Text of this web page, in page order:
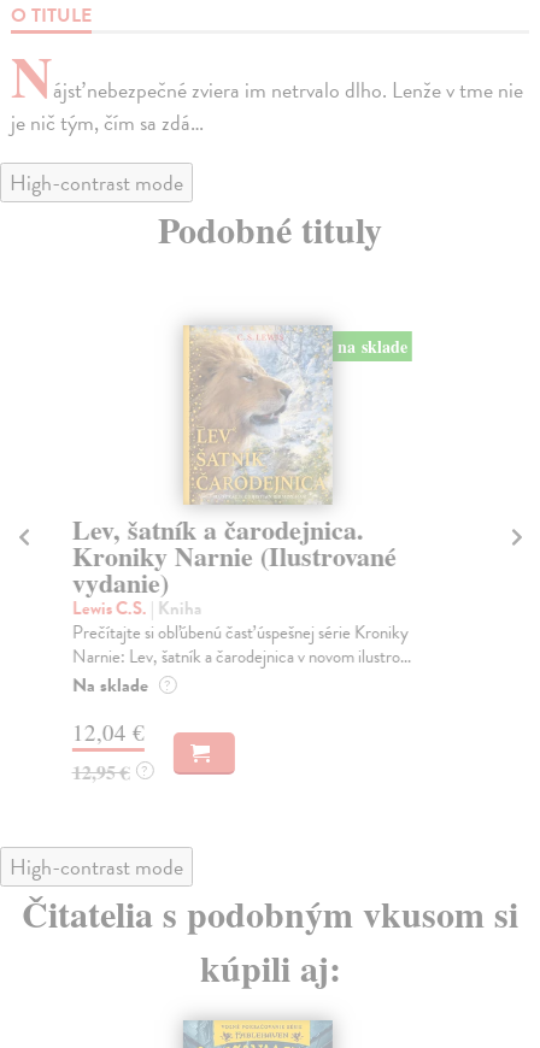
O TITULE
Nájsť nebezpečné zviera im netrvalo dlho. Lenže v tme nie
je nič tým, čím sa zdá…
High-contrast mode
Podobné tituly
na sklade
Lev, šatník a čarodejnica.
Kroniky Narnie (Ilustrované
vydanie)
Lewis C.S. | Kniha
Prečítajte si obľúbenú časť úspešnej série Kroniky
Narnie: Lev, šatník a čarodejnica v novom ilustro...
Na sklade ?
12,04 €
12,95 € ?
High-contrast mode
Čitatelia s podobným vkusom si
kúpili aj: